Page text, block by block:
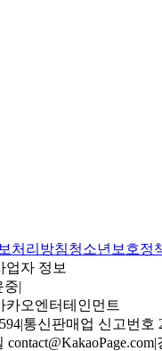
처리방침청소년보호정
업자 정보
중|
카오엔터테인먼트
|통신판매업 신고번호
contact@KakaoPage.com|